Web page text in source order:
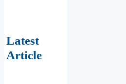
Latest
Article